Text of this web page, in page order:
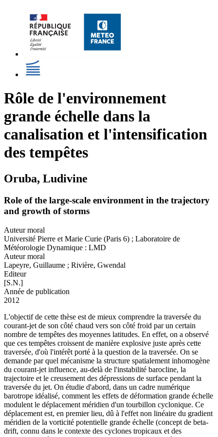
Rôle de l'environnement
grande échelle dans la
canalisation et l'intensification
des tempêtes
Oruba, Ludivine
Role of the large-scale environment in the trajectory
and growth of storms
Auteur moral
Université Pierre et Marie Curie (Paris 6) ; Laboratoire de
Météorologie Dynamique : LMD
Auteur moral
Lapeyre, Guillaume ; Rivière, Gwendal
Editeur
[S.N.]
Année de publication
2012
L'objectif de cette thèse est de mieux comprendre la traversée du
courant-jet de son côté chaud vers son côté froid par un certain
nombre de tempêtes des moyennes latitudes. En effet, on a observé
que ces tempêtes croissent de manière explosive juste après cette
traversée, d'où l'intérêt porté à la question de la traversée. On se
demande par quel mécanisme la structure spatialement inhomogène
du courant-jet influence, au-delà de l'instabilité barocline, la
trajectoire et le creusement des dépressions de surface pendant la
traversée du jet. On étudie d'abord, dans un cadre numérique
barotrope idéalisé, comment les effets de déformation grande échelle
modulent le déplacement méridien d'un tourbillon cyclonique. Ce
déplacement est, en premier lieu, dû à l'effet non linéaire du gradient
méridien de la vorticité potentielle grande échelle (concept de beta-
drift, connu dans le contexte des cyclones tropicaux et des